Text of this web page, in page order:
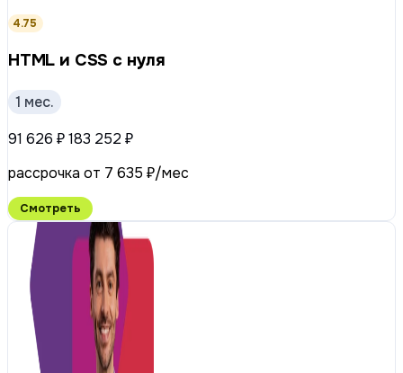
4.75
HTML и CSS с нуля
1 мес.
91 626 ₽183 252 ₽
рассрочка от 7 635 ₽/мес
Смотреть